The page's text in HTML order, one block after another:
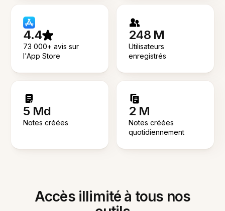
4.4
73 000+ avis sur
l'App Store
248 M
Utilisateurs
enregistrés
5 Md
Notes créées
2 M
Notes créées
quotidiennement
Accès illimité à tous nos